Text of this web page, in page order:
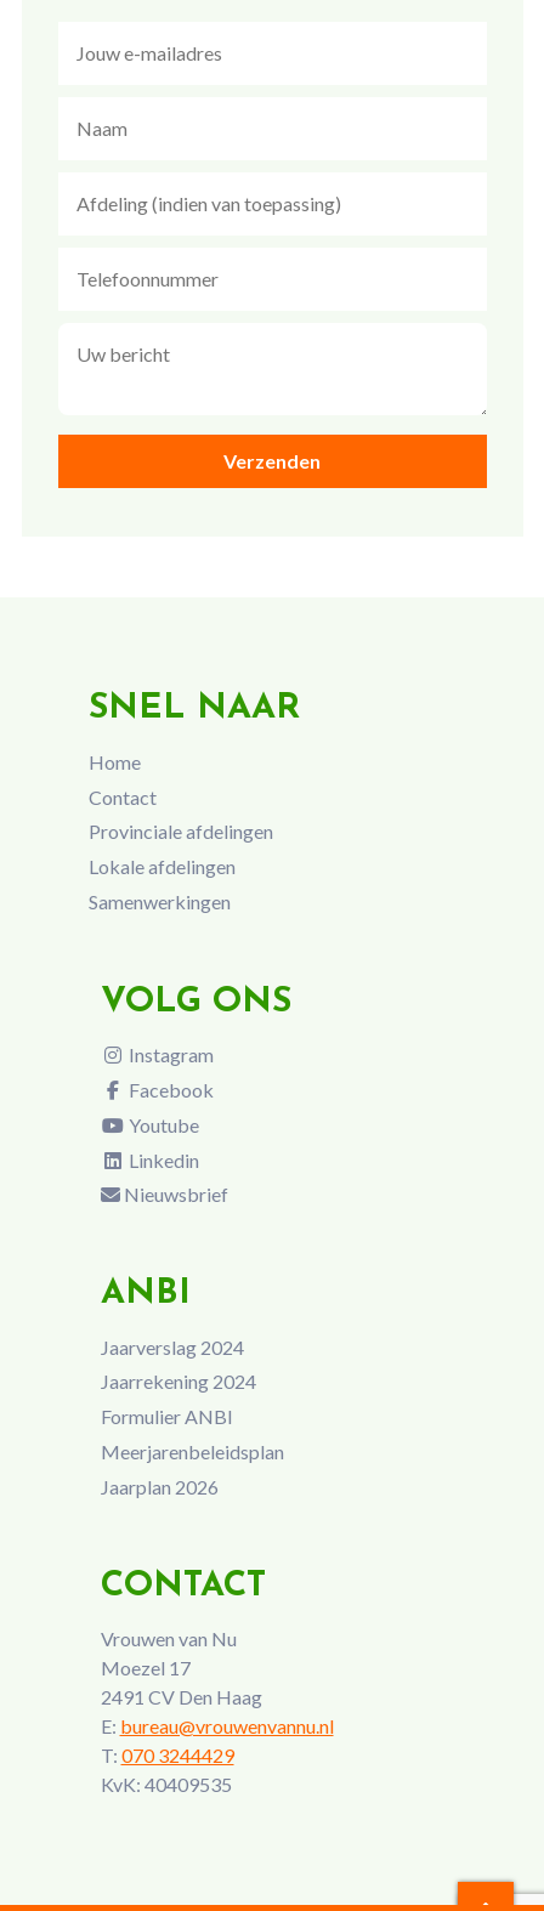
SNEL NAAR
Home
Contact
Provinciale afdelingen
Lokale afdelingen
Samenwerkingen
VOLG ONS
Instagram
Facebook
Youtube
Linkedin
Nieuwsbrief
ANBI
Jaarverslag 2024
Jaarrekening 2024
Formulier ANBI
Meerjarenbeleidsplan
Jaarplan 2026
CONTACT
Vrouwen van Nu
Moezel 17
2491 CV Den Haag
E: bureau@vrouwenvannu.nl
T: 070 3244429
KvK: 40409535